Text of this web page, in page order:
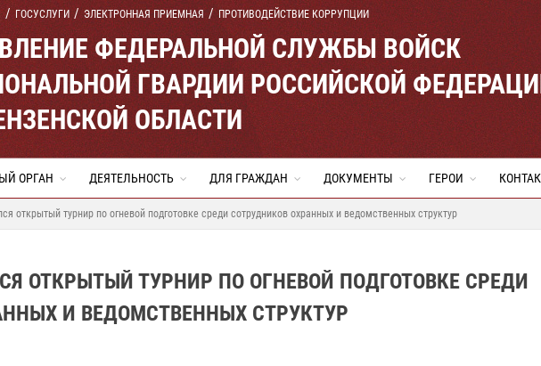
ГОСУСЛУГИ ЭЛЕКТРОННАЯ ПРИЕМНАЯ ПРОТИВОДЕЙСТВИЕ КОРРУПЦИИ
ФЕДЕРАЛЬНОЙ СЛУЖБЫ ВОЙСК
ГВАРДИИ РОССИЙСКОЙ
ОБЛАСТИ
ОРГАН ДЕЯТЕЛЬНОСТЬ ДЛЯ ГРАЖДАН ДОКУМЕНТЫ ГЕРОИ
открытый турнир по огневой подготовке среди сотрудников охранных и ведомственных структур
ОТКРЫТЫЙ ТУРНИР ПО ОГНЕВОЙ ПОДГОТОВКЕ СРЕДИ
И ВЕДОМСТВЕННЫХ СТРУКТУР